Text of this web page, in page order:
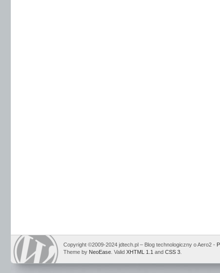
Copyright ©2009-2024 jdtech.pl – Blog technologiczny o Aero2 -
Theme by NeoEase . Valid XHTML 1.1 and CSS 3